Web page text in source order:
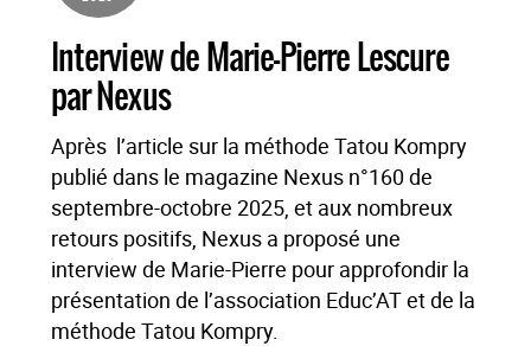
Interview de Marie-Pierre Lescure
par Nexus
Après l’article sur la méthode Tatou Kompry
publié dans le magazine Nexus n°160 de
septembre-octobre 2025, et aux nombreux
retours positifs, Nexus a proposé une
interview de Marie-Pierre pour approfondir la
présentation de l’association Educ’AT et de la
méthode Tatou Kompry.